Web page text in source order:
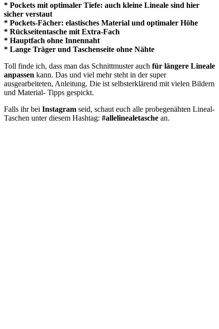
* Pockets mit optimaler Tiefe: auch kleine Lineale sind hier
sicher verstaut
* Pockets-Fächer: elastisches Material und optimaler Höhe
* Rückseitentasche mit Extra-Fach
* Hauptfach ohne Innennaht
* Lange Träger und Taschenseite ohne Nähte
Toll finde ich, dass man das Schnittmuster auch für längere Lineale
anpassen kann. Das und viel mehr steht in der super
ausgearbeiteten, Anleitung. Die ist selbsterklärend mit vielen Bildern
und Material- Tipps gespickt.
Falls ihr bei Instagram seid, schaut euch alle probegenähten Lineal-
Taschen unter diesem Hashtag: #allelinealetasche an.